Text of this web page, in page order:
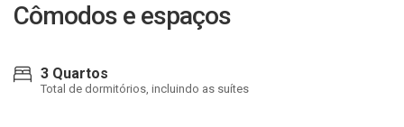
Cômodos e espaços
3 Quartos
Total de dormitórios, incluindo as suítes